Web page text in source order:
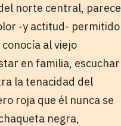
norte central, parece
-y actitud- permitido
al viejo
en familia, escuchar
la tenacidad del
roja que él nunca se
negra,